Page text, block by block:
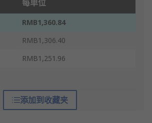
每单位
RMB1,360.84
RMB1,306.40
RMB1,251.96
添加到收藏夹